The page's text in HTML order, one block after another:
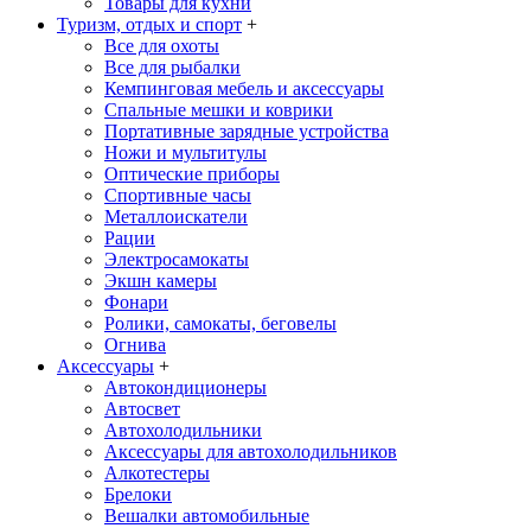
Туризм, отдых и спорт +
Все для охоты
Все для рыбалки
Кемпинговая мебель и аксессуары
Спальные мешки и коврики
Портативные зарядные устройства
Ножи и мультитулы
Оптические приборы
Спортивные часы
Металлоискатели
Рации
Электросамокаты
Экшн камеры
Фонари
Ролики, самокаты, беговелы
Огнива
Аксессуары +
Автокондиционеры
Aвтосвет
Автохолодильники
Аксессуары для автохолодильников
Алкотестеры
Брелоки
Вешалки автомобильные